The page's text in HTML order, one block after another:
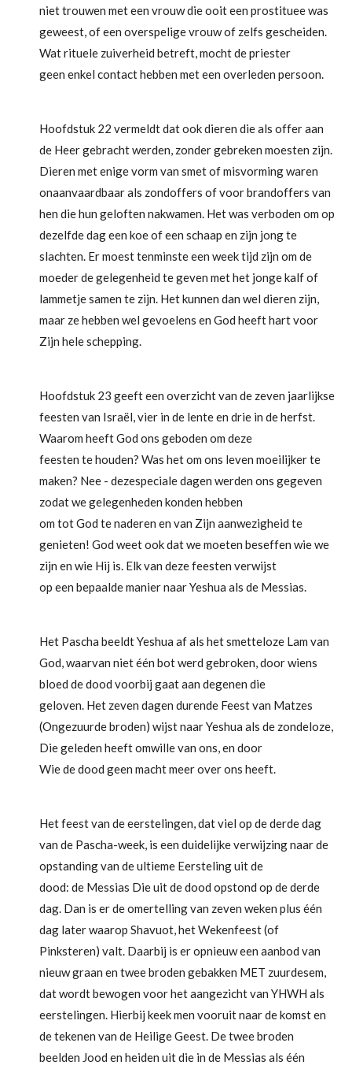
niet trouwen met een vrouw die ooit een prostituee was
geweest, of een overspelige vrouw of zelfs gescheiden.
Wat rituele zuiverheid betreft, mocht de priester
geen enkel contact hebben met een overleden persoon.
Hoofdstuk 22 vermeldt dat ook dieren die als offer aan
de Heer gebracht werden, zonder gebreken moesten zijn.
Dieren met enige vorm van smet of misvorming waren
onaanvaardbaar als zondoffers of voor brandoffers van
hen die hun geloften nakwamen. Het was verboden om op
dezelfde dag een koe of een schaap en zijn jong te
slachten. Er moest tenminste een week tijd zijn om de
moeder de gelegenheid te geven met het jonge kalf of
lammetje samen te zijn. Het kunnen dan wel dieren zijn,
maar ze hebben wel gevoelens en God heeft hart voor
Zijn hele schepping.
Hoofdstuk 23 geeft een overzicht van de zeven jaarlijkse
feesten van Israël, vier in de lente en drie in de herfst.
Waarom heeft God ons geboden om deze
feesten te houden? Was het om ons leven moeilijker te
maken? Nee - dezespeciale dagen werden ons gegeven
zodat we gelegenheden konden hebben
om tot God te naderen en van Zijn aanwezigheid te
genieten! God weet ook dat we moeten beseffen wie we
zijn en wie Hij is. Elk van deze feesten verwijst
op een bepaalde manier naar Yeshua als de Messias.
Het Pascha beeldt Yeshua af als het smetteloze Lam van
God, waarvan niet één bot werd gebroken, door wiens
bloed de dood voorbij gaat aan degenen die
geloven. Het zeven dagen durende Feest van Matzes
(Ongezuurde broden) wijst naar Yeshua als de zondeloze,
Die geleden heeft omwille van ons, en door
Wie de dood geen macht meer over ons heeft.
Het feest van de eerstelingen, dat viel op de derde dag
van de Pascha-week, is een duidelijke verwijzing naar de
opstanding van de ultieme Eersteling uit de
dood: de Messias Die uit de dood opstond op de derde
dag. Dan is er de omertelling van zeven weken plus één
dag later waarop Shavuot, het Wekenfeest (of
Pinksteren) valt. Daarbij is er opnieuw een aanbod van
nieuw graan en twee broden gebakken MET zuurdesem,
dat wordt bewogen voor het aangezicht van YHWH als
eerstelingen. Hierbij keek men vooruit naar de komst en
de tekenen van de Heilige Geest. De twee broden
beelden Jood en heiden uit die in de Messias als één